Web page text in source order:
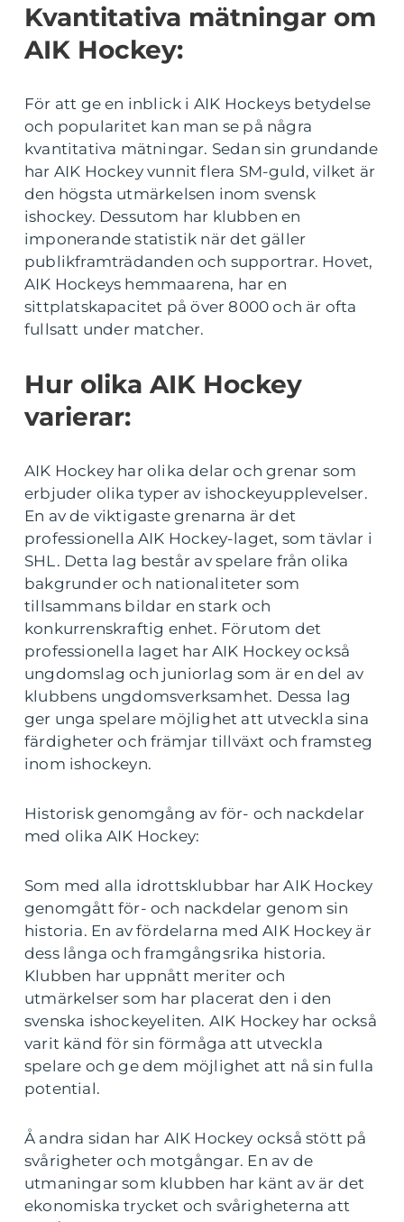
Kvantitativa mätningar om
AIK Hockey:
För att ge en inblick i AIK Hockeys betydelse
och popularitet kan man se på några
kvantitativa mätningar. Sedan sin grundande
har AIK Hockey vunnit flera SM-guld, vilket är
den högsta utmärkelsen inom svensk
ishockey. Dessutom har klubben en
imponerande statistik när det gäller
publikframträdanden och supportrar. Hovet,
AIK Hockeys hemmaarena, har en
sittplatskapacitet på över 8000 och är ofta
fullsatt under matcher.
Hur olika AIK Hockey
varierar:
AIK Hockey har olika delar och grenar som
erbjuder olika typer av ishockeyupplevelser.
En av de viktigaste grenarna är det
professionella AIK Hockey-laget, som tävlar i
SHL. Detta lag består av spelare från olika
bakgrunder och nationaliteter som
tillsammans bildar en stark och
konkurrenskraftig enhet. Förutom det
professionella laget har AIK Hockey också
ungdomslag och juniorlag som är en del av
klubbens ungdomsverksamhet. Dessa lag
ger unga spelare möjlighet att utveckla sina
färdigheter och främjar tillväxt och framsteg
inom ishockeyn.
Historisk genomgång av för- och nackdelar
med olika AIK Hockey:
Som med alla idrottsklubbar har AIK Hockey
genomgått för- och nackdelar genom sin
historia. En av fördelarna med AIK Hockey är
dess långa och framgångsrika historia.
Klubben har uppnått meriter och
utmärkelser som har placerat den i den
svenska ishockeyeliten. AIK Hockey har också
varit känd för sin förmåga att utveckla
spelare och ge dem möjlighet att nå sin fulla
potential.
Å andra sidan har AIK Hockey också stött på
svårigheter och motgångar. En av de
utmaningar som klubben har känt av är det
ekonomiska trycket och svårigheterna att